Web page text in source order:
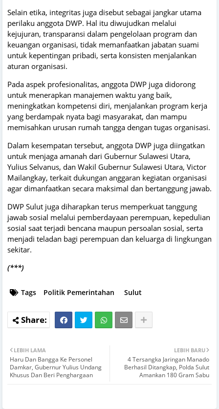
Selain etika, integritas juga disebut sebagai jangkar utama
perilaku anggota DWP. Hal itu diwujudkan melalui
kejujuran, transparansi dalam pengelolaan program dan
keuangan organisasi, tidak memanfaatkan jabatan suami
untuk kepentingan pribadi, serta konsisten menjalankan
aturan organisasi.
Pada aspek profesionalitas, anggota DWP juga didorong
untuk menerapkan manajemen waktu yang baik,
meningkatkan kompetensi diri, menjalankan program kerja
yang berdampak nyata bagi masyarakat, dan mampu
memisahkan urusan rumah tangga dengan tugas organisasi.
Dalam kesempatan tersebut, anggota DWP juga diingatkan
untuk menjaga amanah dari Gubernur Sulawesi Utara,
Yulius Selvanus, dan Wakil Gubernur Sulawesi Utara, Victor
Mailangkay, terkait dukungan anggaran kegiatan organisasi
agar dimanfaatkan secara maksimal dan bertanggung jawab.
DWP Sulut juga diharapkan terus memperkuat tanggung
jawab sosial melalui pemberdayaan perempuan, kepedulian
sosial saat terjadi bencana maupun persoalan sosial, serta
menjadi teladan bagi perempuan dan keluarga di lingkungan
sekitar.
(***)
Tags Politik Pemerintahan Sulut
LEBIH BARU
4 Tersangka Jaringan Manado
Berhasil Ditangkap, Polda Sulut
Amankan 180 Gram Sabu
LEBIH LAMA
Haru Dan Bangga Ke Personel
Damkar, Gubernur Yulius Undang
Khusus Dan Beri Penghargaan